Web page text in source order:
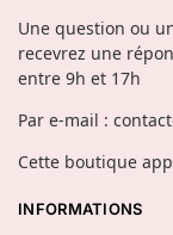
Une question ou
recevrez une
entre 9h et 17h
Par e-mail :
Cette boutique
INFORMATIONS